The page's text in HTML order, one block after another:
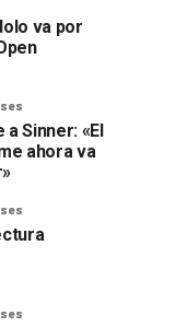
va por
Sinner: «El
ahora va